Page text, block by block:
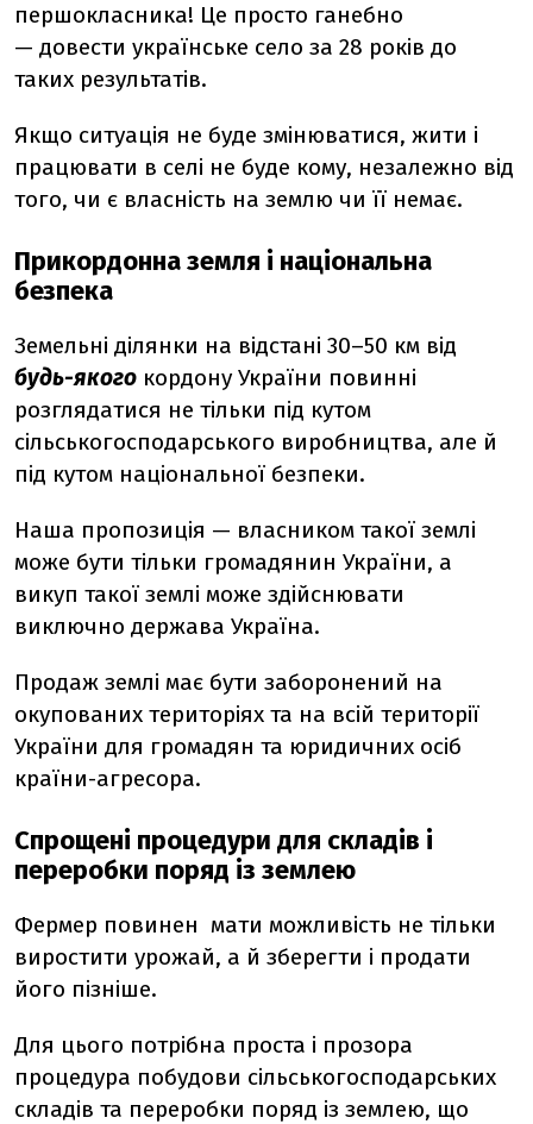
першокласника! Це просто ганебно
— довести українське село за 28 років до
таких результатів.
Якщо ситуація не буде змінюватися, жити і
працювати в селі не буде кому, незалежно від
того, чи є власність на землю чи її немає.
Прикордонна земля і національна
безпека
Земельні ділянки на відстані 30–50 км від
будь-якого кордону України повинні
розглядатися не тільки під кутом
сільськогосподарського виробництва, але й
під кутом національної безпеки.
Наша пропозиція — власником такої землі
може бути тільки громадянин України, а
викуп такої землі може здійснювати
виключно держава Україна.
Продаж землі має бути заборонений на
окупованих територіях та на всій території
України для громадян та юридичних осіб
країни-агресора.
Спрощені процедури для складів і
переробки поряд із землею
Фермер повинен мати можливість не тільки
виростити урожай, а й зберегти і продати
його пізніше.
Для цього потрібна проста і прозора
процедура побудови сільськогосподарських
складів та переробки поряд із землею, що